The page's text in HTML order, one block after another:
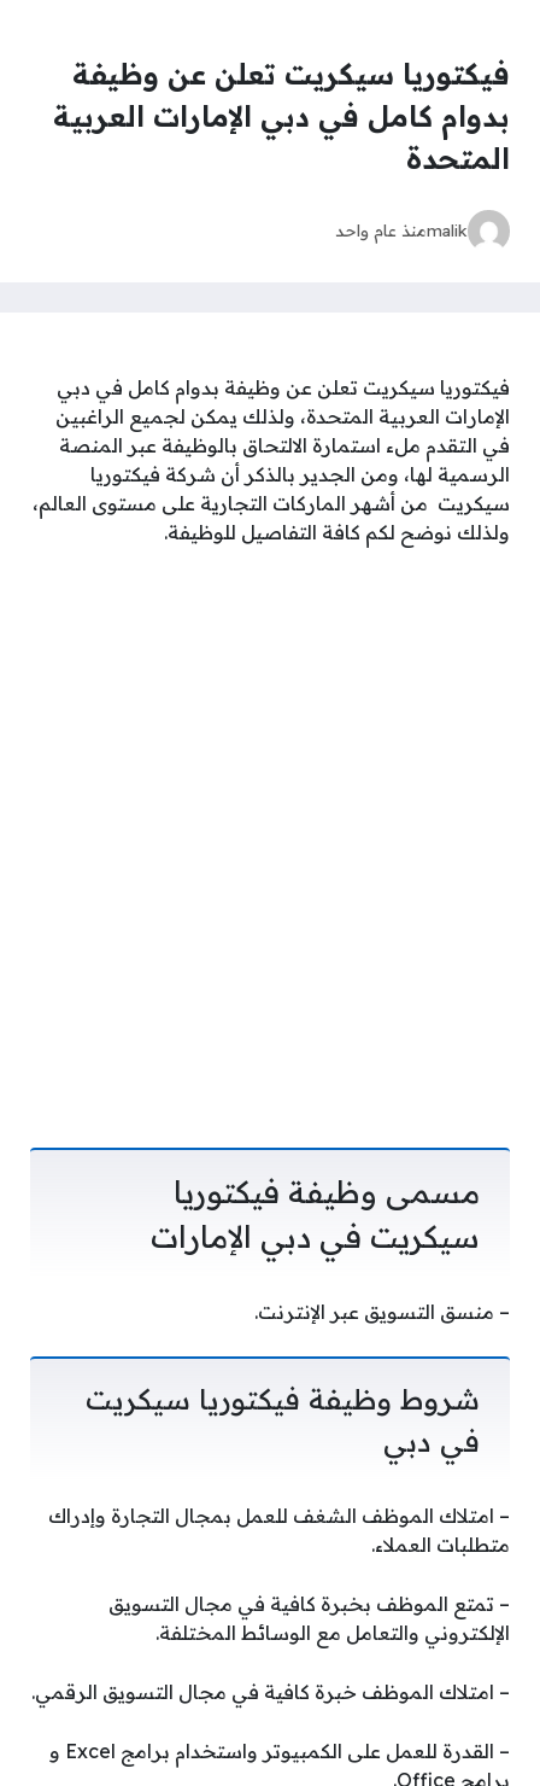
فيكتوريا سيكريت تعلن عن وظيفة
بدوام كامل في دبي الإمارات العربية
المتحدة
malikمنذ عام واحد
فيكتوريا سيكريت تعلن عن وظيفة بدوام كامل في دبي
الإمارات العربية المتحدة، ولذلك يمكن لجميع الراغبين
في التقدم ملء استمارة الالتحاق بالوظيفة عبر المنصة
الرسمية لها، ومن الجدير بالذكر أن شركة فيكتوريا
سيكريت من أشهر الماركات التجارية على مستوى العالم،
ولذلك نوضح لكم كافة التفاصيل للوظيفة.
مسمى وظيفة فيكتوريا
سيكريت في دبي الإمارات
– منسق التسويق عبر الإنترنت.
شروط وظيفة فيكتوريا سيكريت
في دبي
– امتلاك الموظف الشغف للعمل بمجال التجارة وإدراك
متطلبات العملاء.
– تمتع الموظف بخبرة كافية في مجال التسويق
الإلكتروني والتعامل مع الوسائط المختلفة.
– امتلاك الموظف خبرة كافية في مجال التسويق الرقمي.
– القدرة للعمل على الكمبيوتر واستخدام برامج Excel و
برامج Office.